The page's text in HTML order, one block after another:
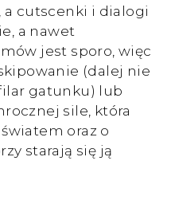
, a cutscenki i dialogi
a nawet
jest sporo, więc
(dalej nie
gatunku) lub
sile, która
oraz o
starają się ją